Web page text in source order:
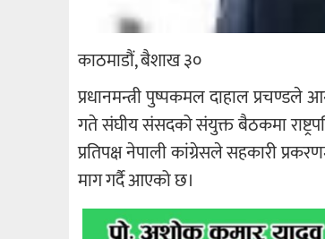
काठमाडौं, बैशाख ३०
प्रधानमन्त्री पुष्पकमल दाहाल प्रचण्डले
गते संघीय संसदको संयुक्त बैठकमा
प्रतिपक्ष नेपाली कांग्रेसले सहकारी
माग गर्दै आएको छ।